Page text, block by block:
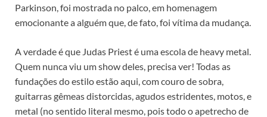
Parkinson, foi mostrada no palco, em homenagem
emocionante a alguém que, de fato, foi vítima da mudança.
A verdade é que Judas Priest é uma escola de heavy metal.
Quem nunca viu um show deles, precisa ver! Todas as
fundações do estilo estão aqui, com couro de sobra,
guitarras gêmeas distorcidas, agudos estridentes, motos, e
metal (no sentido literal mesmo, pois todo o apetrecho de